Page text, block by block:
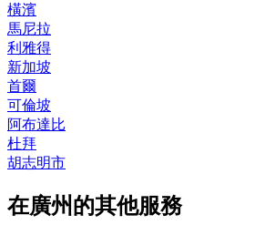
橫濱
馬尼拉
利雅得
新加坡
首爾
可倫坡
阿布達比
杜拜
胡志明市
在廣州的其他服務